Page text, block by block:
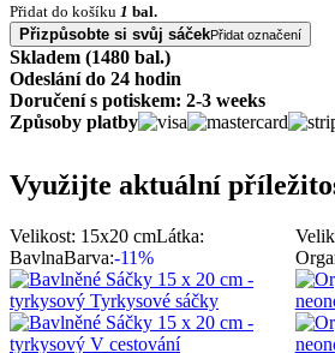
Přidat do košíku 1 bal.
Přizpůsobte si svůj sáčekPřidat označení
Skladem (1480 bal.)
Odeslání do 24 hodin
Doručení s potiskem: 2-3 weeks
Způsoby platby
Využijte aktuální
Velikost: 15x20 cmLátka:
BavlnaBarva:-11%